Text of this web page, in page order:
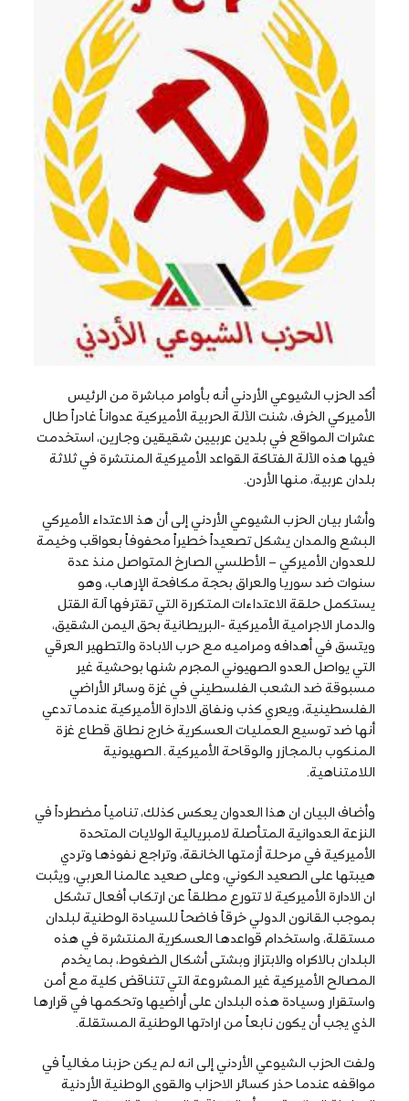
أكد الحزب الشيوعي الأردني أنه بأوامر مباشرة من الرئيس
الأميركي الخرف، شنت الآلة الحربية الأميركية عدواناً غادراً طال
عشرات المواقع في بلدين عربيين شقيقين وجارين، استخدمت
فيها هذه الآلة الفتاكة القواعد الأميركية المنتشرة في ثلاثة
بلدان عربية، منها الأردن.
وأشار بيان الحزب الشيوعي الأردني إلى أن هذ الاعتداء الأميركي
البشع والمدان يشكل تصعيداً خطيراً محفوفاً بعواقب وخيمة
للعدوان الأميركي – الأطلسي الصارخ المتواصل منذ عدة
سنوات ضد سوريا والعراق بحجة مكافحة الإرهاب، وهو
يستكمل حلقة الاعتداءات المتكررة التي تقترفها آلة القتل
والدمار الاجرامية الأميركية -البريطانية بحق اليمن الشقيق،
ويتسق في أهدافه ومراميه مع حرب الابادة والتطهير العرقي
التي يواصل العدو الصهيوني المجرم شنها بوحشية غير
مسبوقة ضد الشعب الفلسطيني في غزة وسائر الأراضي
الفلسطينية، ويعري كذب ونفاق الادارة الأميركية عندما تدعي
أنها ضد توسيع العمليات العسكرية خارج نطاق قطاع غزة
المنكوب بالمجازر والوقاحة الأميركية ـ الصهيونية
اللامتناهية.
وأضاف البيان ان هذا العدوان يعكس كذلك، تنامياً مضطرداً في
النزعة العدوانية المتأصلة لامبريالية الولايات المتحدة
الأميركية في مرحلة أزمتها الخانقة، وتراجع نفوذها وتردي
هيبتها على الصعيد الكوني، وعلى صعيد عالمنا العربي، ويثبت
ان الادارة الأميركية لا تتورع مطلقاً عن ارتكاب أفعال تشكل
بموجب القانون الدولي خرقاً فاضحاً للسيادة الوطنية لبلدان
مستقلة، واستخدام قواعدها العسكرية المنتشرة في هذه
البلدان بالاكراه والابتزاز وبشتى أشكال الضغوط، بما يخدم
المصالح الأميركية غير المشروعة التي تتناقض كلية مع أمن
واستقرار وسيادة هذه البلدان على أراضيها وتحكمها في قرارها
الذي يجب أن يكون نابعاً من ارادتها الوطنية المستقلة.
ولفت الحزب الشيوعي الأردني إلى انه لم يكن حزبنا مغالياً في
مواقفه عندما حذر كسائر الاحزاب والقوى الوطنية الأردنية